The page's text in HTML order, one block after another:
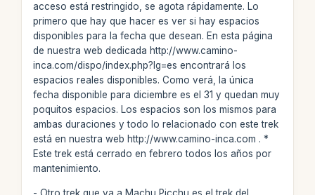
acceso está restringido, se agota rápidamente. Lo
primero que hay que hacer es ver si hay espacios
disponibles para la fecha que desean. En esta página
de nuestra web dedicada http://www.camino-
inca.com/dispo/index.php?lg=es encontrará los
espacios reales disponibles. Como verá, la única
fecha disponible para diciembre es el 31 y quedan muy
poquitos espacios. Los espacios son los mismos para
ambas duraciones y todo lo relacionado con este trek
está en nuestra web http://www.camino-inca.com . *
Este trek está cerrado en febrero todos los años por
mantenimiento.
- Otro trek que va a Machu Picchu es el trek del